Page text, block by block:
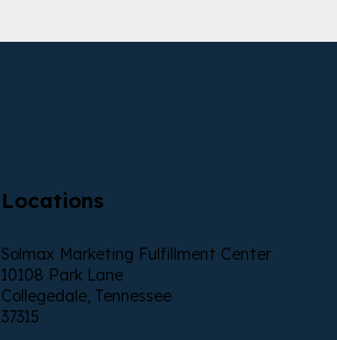
Locations
Solmax Marketing Fulfillment Center
10108 Park Lane
Collegedale, Tennessee
37315